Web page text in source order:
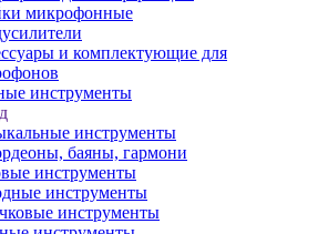
микрофонные
и комплектующие для
инструменты
инструменты
баяны, гармони
инструменты
инструменты
инструменты